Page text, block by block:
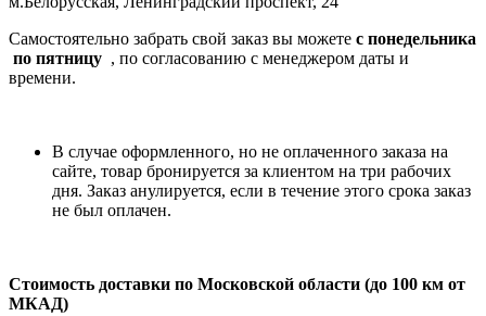
Самостоятельно забрать свой заказ вы можете c понедельника
по пятницу , по согласованию с менеджером даты и
времени.
В случае оформленного, но не оплаченного заказа на
сайте, товар бронируется за клиентом на три рабочих
дня. Заказ анулируется, если в течение этого срока заказ
не был оплачен.
Стоимость доставки по Московской области (до 100 км от
МКАД)